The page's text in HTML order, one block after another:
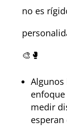
no es
🎨🥊
enfoque
medir